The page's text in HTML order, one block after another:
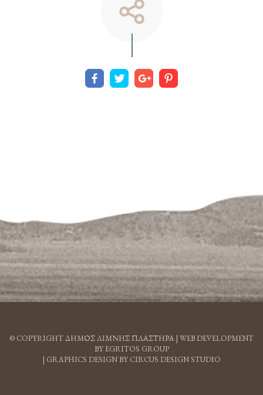
© COPYRIGHT ΔΗΜΟΣ ΛΙΜΝΗΣ ΠΛΑΣΤΗΡΑ | WEB DEVELOPMENT
BY EGRITOS GROUP
| GRAPHICS DESIGN BY CIRCUS DESIGN STUDIO